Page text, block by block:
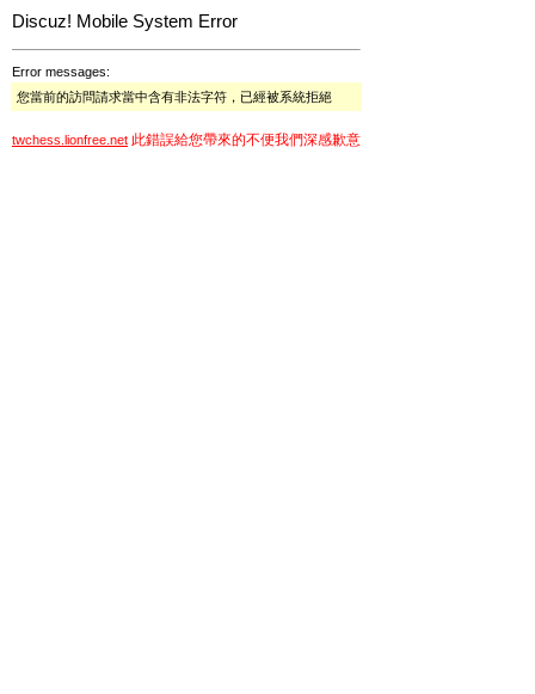
Discuz! Mobile System Error
Error messages:
您當前的訪問請求當中含有非法字符，已經被系統拒絕
twchess.lionfree.net 此錯誤給您帶來的不便我們深感歉意